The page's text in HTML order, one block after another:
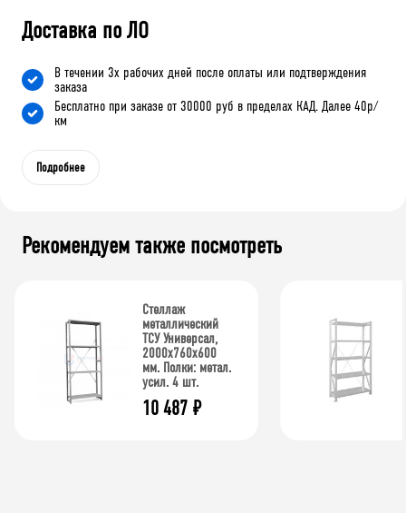
Доставка по ЛО
В течении 3х рабочих дней после оплаты или подтверждения
заказа
Бесплатно при заказе от 30000 руб в пределах КАД. Далее 40р/
км
Подробнее
Рекомендуем также посмотреть
Стеллаж
металлический
ТСУ Универсал,
2000x760x600
мм. Полки: метал.
усил. 4 шт.
10 487 ₽